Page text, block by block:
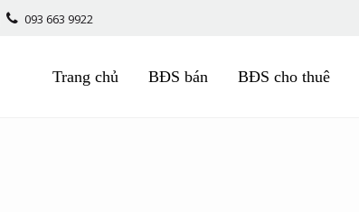
093 663 9922
Trang chủ BĐS bán BĐS cho thuê